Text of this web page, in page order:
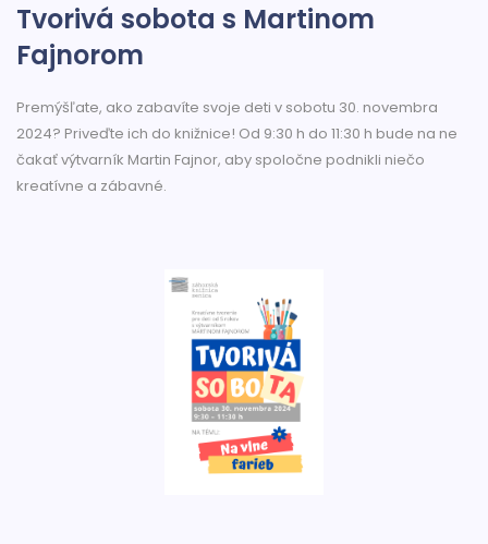
Tvorivá sobota s Martinom
Fajnorom
Premýšľate, ako zabavíte svoje deti v sobotu 30. novembra
2024? Priveďte ich do knižnice! Od 9:30 h do 11:30 h bude na ne
čakať výtvarník Martin Fajnor, aby spoločne podnikli niečo
kreatívne a zábavné.